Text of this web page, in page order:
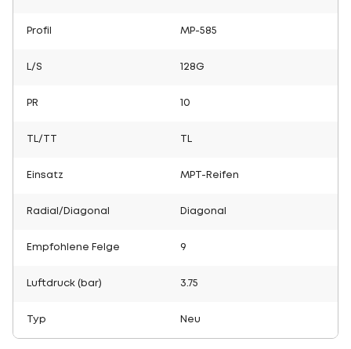
Profil MP-585
L/S 128G
PR 10
TL/TT
Einsatz MPT-Reifen
Radial/Diagonal Diagonal
Empfohlene Felge 9
Luftdruck (bar) 3.75
Typ Neu